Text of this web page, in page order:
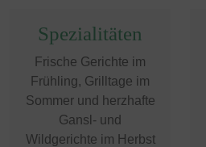
Spezialitäten
Frische Gerichte im
Frühling, Grilltage im
Sommer und herzhafte
Gansl- und
Wildgerichte im Herbst